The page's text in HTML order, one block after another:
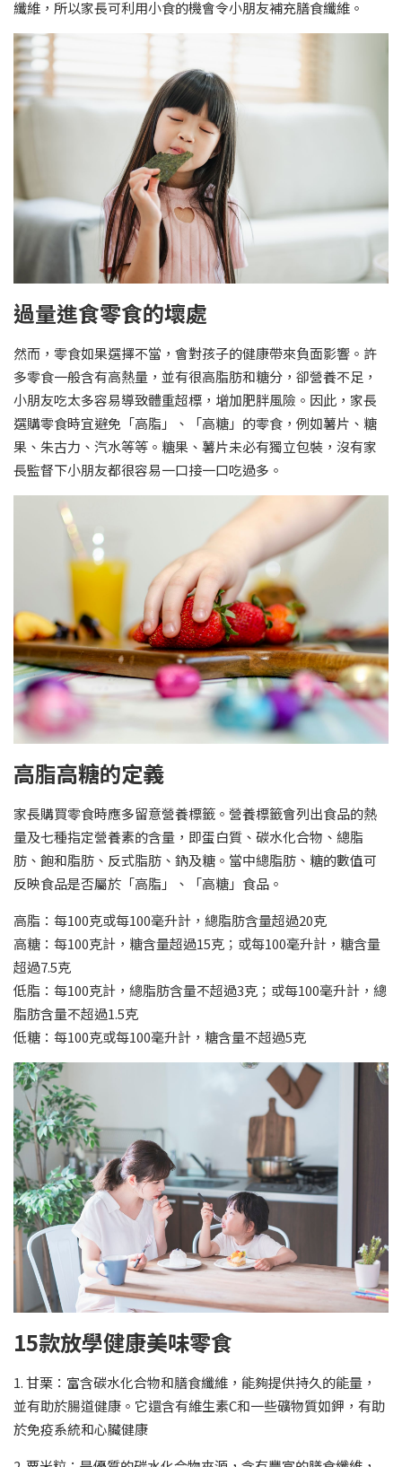
纖維，所以家長可利用小食的機會令小朋友補充膳食纖維。
過量進食零食的壞處
然而，零食如果選擇不當，會對孩子的健康帶來負面影響。許
多零食一般含有高熱量，並有很高脂肪和糖分，卻營養不足，
小朋友吃太多容易導致體重超標，增加肥胖風險。因此，家長
選購零食時宜避免「高脂」、「高糖」的零食，例如薯片、糖
果、朱古力、汽水等等。糖果、薯片未必有獨立包裝，沒有家
長監督下小朋友都很容易一口接一口吃過多。
高脂高糖的定義
家長購買零食時應多留意營養標籤。營養標籤會列出食品的熱
量及七種指定營養素的含量，即蛋白質、碳水化合物、總脂
肪、飽和脂肪、反式脂肪、鈉及糖。當中總脂肪、糖的數值可
反映食品是否屬於「高脂」、「高糖」食品。
高脂：每100克或每100毫升計，總脂肪含量超過20克
高糖：每100克計，糖含量超過15克；或每100毫升計，糖含量
超過7.5克
低脂：每100克計，總脂肪含量不超過3克；或每100毫升計，總
脂肪含量不超過1.5克
低糖：每100克或每100毫升計，糖含量不超過5克
15款放學健康美味零食
1. 甘栗：富含碳水化合物和膳食纖維，能夠提供持久的能量，
並有助於腸道健康。它還含有維生素C和一些礦物質如鉀，有助
於免疫系統和心臟健康